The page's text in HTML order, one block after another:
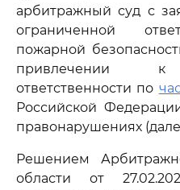
арбитражный суд с
ограниченной
пожарной
привлечении к
ответственности по
Российской
правонарушениях
Решением
области от